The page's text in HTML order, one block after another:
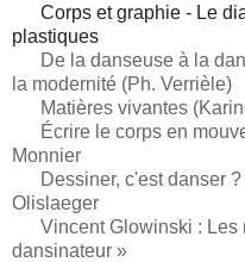
Corps et graphie - Le
plastiques
De la danseuse à la
la modernité (Ph. Verrièle)
Matières vivantes
Écrire le corps en
Monnier
Dessiner, c'est danser ?
Olislaeger
Vincent Glowinski : Les
dansinateur »